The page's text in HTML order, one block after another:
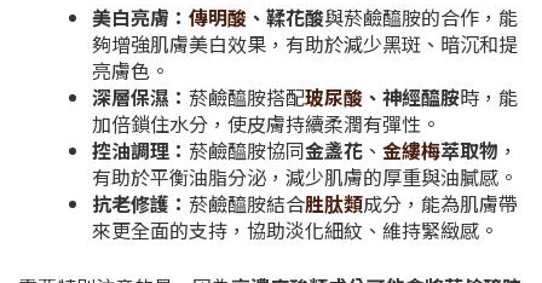
美白亮膚： 傳明酸 、鞣花酸與菸鹼醯胺的合作，能
夠增強肌膚美白效果，有助於減少黑斑、暗沉和提
亮膚色。
深層保濕： 菸鹼醯胺搭配玻尿酸 、神經醯胺時，能
加倍鎖住水分，使皮膚持續柔潤有彈性。
控油調理： 菸鹼醯胺協同金盞花 、 金縷梅萃取物 ，
有助於平衡油脂分泌，減少肌膚的厚重與油膩感。
抗老修護： 菸鹼醯胺結合胜肽類成分，能為肌膚帶
來更全面的支持，協助淡化細紋、維持緊緻感。